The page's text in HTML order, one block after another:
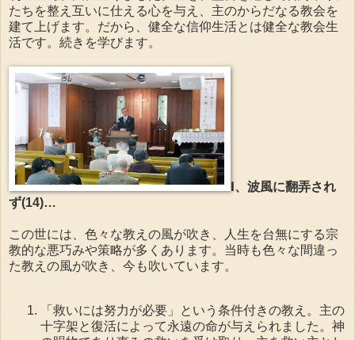
たちを整え互いに仕える心を与え、主のからだなる教会を
建て上げます。だから、健全な信仰生活とは健全な教会生
活です。続きを学びます。
Ⅰ、波風に翻弄され
ず(14)…
この世には、色々な教えの風が吹き、人生を台無にする宗
教的な悪巧みや策略が多くあります。当時も色々な間違っ
た教えの風が吹き、今も吹いています。
「救いには努力が必要」という条件付きの教え。主の
十字架と復活によって永遠の命が与えられました。神